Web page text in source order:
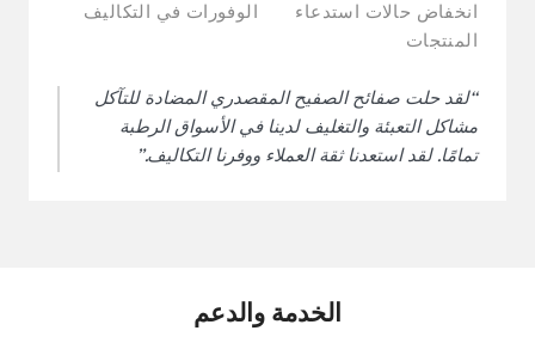
انخفاض حالات استدعاء
المنتجات
الوفورات في التكاليف
“لقد حلت صفائح الصفيح المقصدري المضادة للتآكل
مشاكل التعبئة والتغليف لدينا في الأسواق الرطبة
تمامًا. لقد استعدنا ثقة العملاء ووفرنا التكاليف.”
الخدمة والدعم